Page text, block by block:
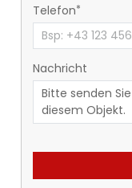
Telefon
Nachricht